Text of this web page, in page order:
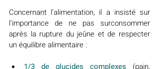
Concernant l’alimentation, il a insisté sur
l'importance de ne pas surconsommer
après la rupture du jeûne et de respecter
un équilibre alimentaire :
1/3 de glucides complexes (pain,